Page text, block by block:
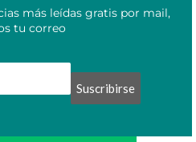
más leídas gratis por mail,
tu correo
Suscribirse